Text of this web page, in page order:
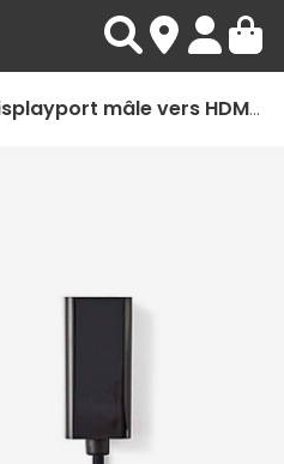
NEDIS Câble Displayport mâle vers HDMI femelle (20 cm)